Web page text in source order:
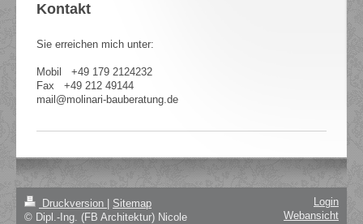
Kontakt
Sie erreichen mich unter:
Mobil +49 179 2124232
Fax +49 212 49144
mail@molinari-bauberatung.de
Druckversion
Sitemap
© Dipl.-Ing. (FB Architektur) Nicole
Login
Webansicht